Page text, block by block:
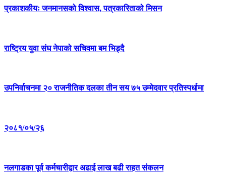
प्रकाशकीयः जनमानसको विश्वास, पत्रकारिताको मिसन
राष्ट्रिय युवा संघ नेपाको सचिवमा बम भिड्दै
उपनिर्वाचनमा २० राजनीतिक दलका तीन सय ७५ उम्मेदवार प्रतिस्पर्धामा
२०८१/०५/२६
नलगाडका पूर्व कर्मचारीद्वार अढाई लाख बढी राहत संकलन